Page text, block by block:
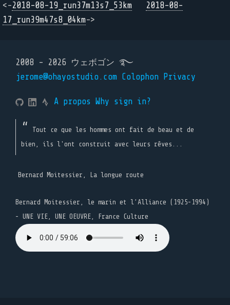
<-2018-08-19_run37m13s7_53km
2018-08-
17_run39m47s8_04km->
2008 - 2026 ウェボゴン ࿐
jerome@ohayostudio.com Colophon Privacy
A propos Why sign in?
Tout ce que les hommes ont fait de beau et de
bien, ils l'ont construit avec leurs rêves...
Bernard Moitessier, La longue route
Bernard Moitessier, le marin et l’Alliance (1925-1994)
- UNE VIE, UNE OEUVRE, France Culture